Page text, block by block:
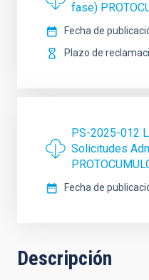
fase)
Fecha de
Plazo de
PS-2025-012
Solicitudes
Fecha de
Descripción